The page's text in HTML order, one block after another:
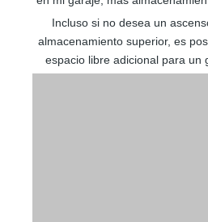
Incluso si no desea un
almacenamiento superior, es
espacio libre adicional para un